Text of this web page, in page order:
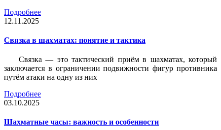
Подробнее
12.11.2025
Связка в шахматах: понятие и тактика
Связка — это тактический приём в шахматах, который
заключается в ограничении подвижности фигур противника
путём атаки на одну из них
Подробнее
03.10.2025
Шахматные часы: важность и особенности